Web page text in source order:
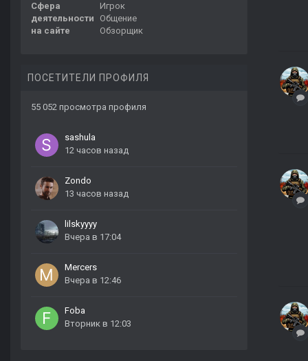
Сфера
деятельности
на сайте
Игрок
Общение
Обзорщик
ПОСЕТИТЕЛИ ПРОФИЛЯ
55 052 просмотра профиля
sashula
12 часов назад
Zondo
13 часов назад
lilskyyyy
Вчера в 17:04
Mercers
Вчера в 12:46
Foba
Вторник в 12:03